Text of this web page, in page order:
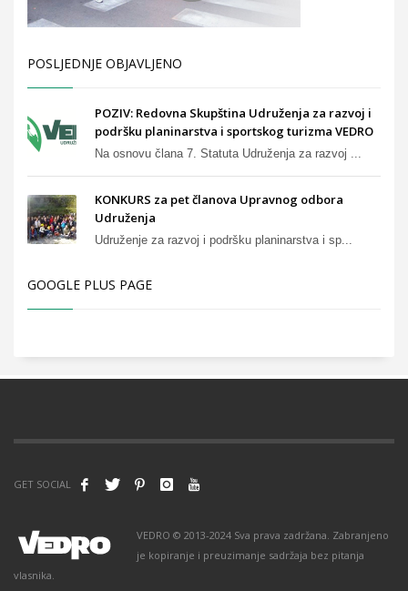
POSLJEDNJE OBJAVLJENO
POZIV: Redovna Skupština Udruženja za razvoj i
podršku planinarstva i sportskog turizma VEDRO
Na osnovu člana 7. Statuta Udruženja za razvoj ...
KONKURS za pet članova Upravnog odbora
Udruženja
Udruženje za razvoj i podršku planinarstva i sp...
GOOGLE PLUS PAGE
GET SOCIAL
VEDRO © 2013-2024 Sva prava zadržana. Zabranjeno
je kopiranje i preuzimanje sadržaja bez pitanja
vlasnika.